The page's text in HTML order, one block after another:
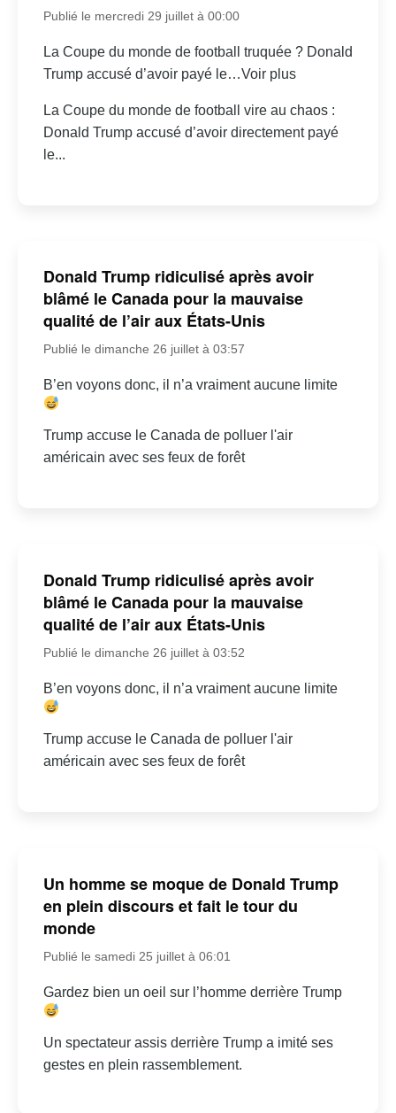
Publié le mercredi 29 juillet à 00:00
La Coupe du monde de football truquée ? Donald
Trump accusé d’avoir payé le…Voir plus
La Coupe du monde de football vire au chaos :
Donald Trump accusé d’avoir directement payé
le...
Donald Trump ridiculisé après avoir
blâmé le Canada pour la mauvaise
qualité de l’air aux États-Unis
Publié le dimanche 26 juillet à 03:57
B’en voyons donc, il n’a vraiment aucune limite
Trump accuse le Canada de polluer l'air
américain avec ses feux de forêt
Donald Trump ridiculisé après avoir
blâmé le Canada pour la mauvaise
qualité de l’air aux États-Unis
Publié le dimanche 26 juillet à 03:52
B’en voyons donc, il n’a vraiment aucune limite
Trump accuse le Canada de polluer l'air
américain avec ses feux de forêt
Un homme se moque de Donald Trump
en plein discours et fait le tour du
monde
Publié le samedi 25 juillet à 06:01
Gardez bien un oeil sur l’homme derrière Trump
Un spectateur assis derrière Trump a imité ses
gestes en plein rassemblement.